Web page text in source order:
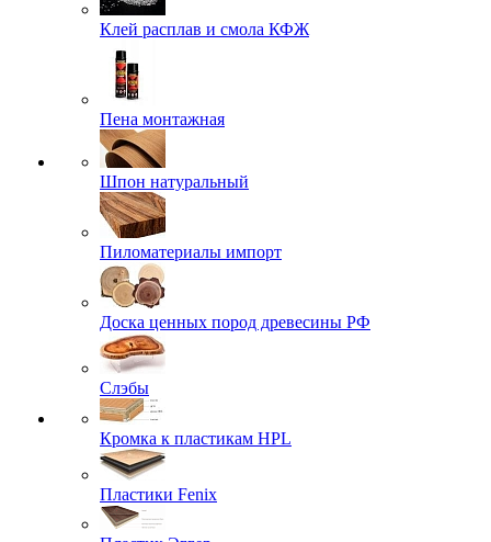
Клей расплав и смола КФЖ
Пена монтажная
Шпон натуральный
Пиломатериалы импорт
Доска ценных пород древесины РФ
Слэбы
Кромка к пластикам HPL
Пластики Fenix